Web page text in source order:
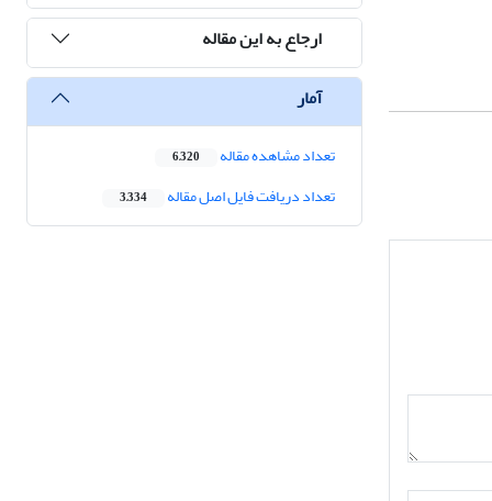
ارجاع به این مقاله
آمار
تعداد مشاهده مقاله 6,320
تعداد دریافت فایل اصل مقاله 3,334